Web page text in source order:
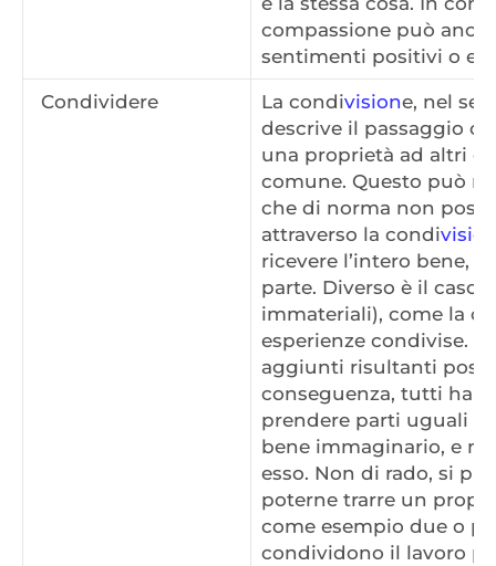
compassione può
sentimenti positivi o
Condividere La condivisione, nel
descrive il passaggio o
una proprietà ad altri e
comune. Questo può
che di norma non
attraverso la condi
ricevere l’intero bene,
parte. Diverso è il caso
immateriali), come la
esperienze condivise.
aggiunti risultanti
conseguenza, tutti
prendere parti uguali
bene immaginario, e
esso. Non di rado, si
poterne trarre un
come esempio due o
condividono il lavoro